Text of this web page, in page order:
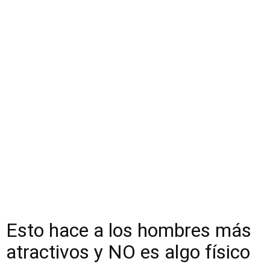
Esto hace a los hombres más
atractivos y NO es algo físico